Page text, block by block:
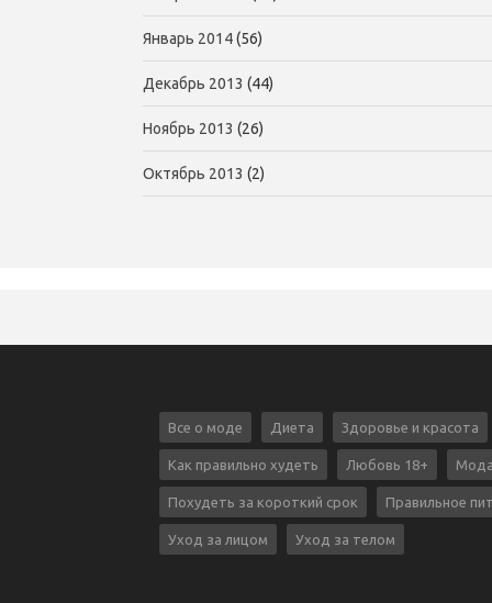
Январь 2014(56)
Декабрь 2013 (44)
Ноябрь 2013 (26)
Октябрь 2013 (2)
Все о моде Диета Здоровье и красота
Как правильно худеть Любовь 18+
Похудеть за короткий срок Правильное
Уход за лицом Уход за телом